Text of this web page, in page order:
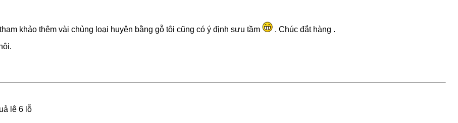
khảo thêm vài chủng loại huyên bằng gỗ tôi cũng có ý định sưu tầm
. Chúc đắt hàng .
lê 6 lỗ